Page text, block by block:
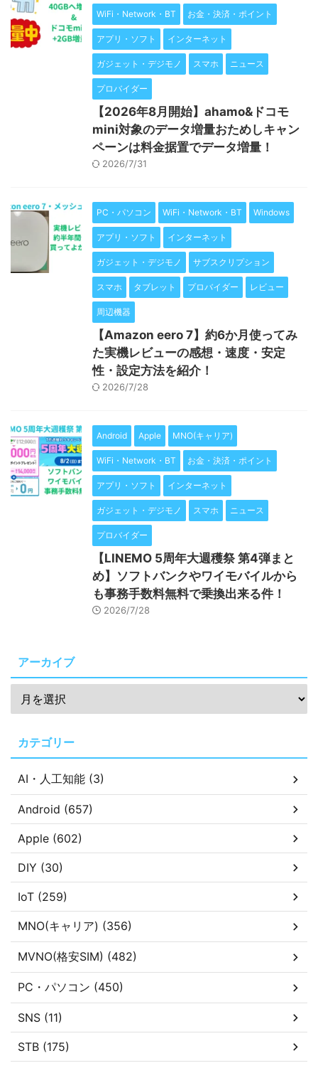
WiFi・Network・BT お金・決済・ポイント
アプリ・ソフト インターネット
ガジェット・デジモノ スマホ ニュース
プロバイダー
【2026年8月開始】ahamo&ドコモ
mini対象のデータ増量おためしキャン
ペーンは料金据置でデータ増量！
2026/7/31
PC・パソコン WiFi・Network・BT Windows
アプリ・ソフト インターネット
ガジェット・デジモノ サブスクリプション
スマホ タブレット プロバイダー レビュー
周辺機器
【Amazon eero 7】約6か月使ってみ
た実機レビューの感想・速度・安定
性・設定方法を紹介！
2026/7/28
Android Apple MNO(キャリア)
WiFi・Network・BT お金・決済・ポイント
アプリ・ソフト インターネット
ガジェット・デジモノ スマホ ニュース
プロバイダー
【LINEMO 5周年大週穫祭 第4弾まと
め】ソフトバンクやワイモバイルから
も事務手数料無料で乗換出来る件！
2026/7/28
アーカイブ
カテゴリー
AI・人工知能 (3)
Android (657)
Apple (602)
DIY (30)
IoT (259)
MNO(キャリア) (356)
MVNO(格安SIM) (482)
PC・パソコン (450)
SNS (11)
STB (175)